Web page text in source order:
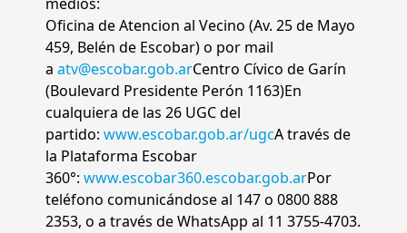
medios:
Oficina de Atencion al Vecino (Av. 25 de Mayo
459, Belén de Escobar) o por mail
a atv@escobar.gob.arCentro Cívico de Garín
(Boulevard Presidente Perón 1163)En
cualquiera de las 26 UGC del
partido: www.escobar.gob.ar/ugcA través de
la Plataforma Escobar
360°: www.escobar360.escobar.gob.arPor
teléfono comunicándose al 147 o 0800 888
2353, o a través de WhatsApp al 11 3755-4703.